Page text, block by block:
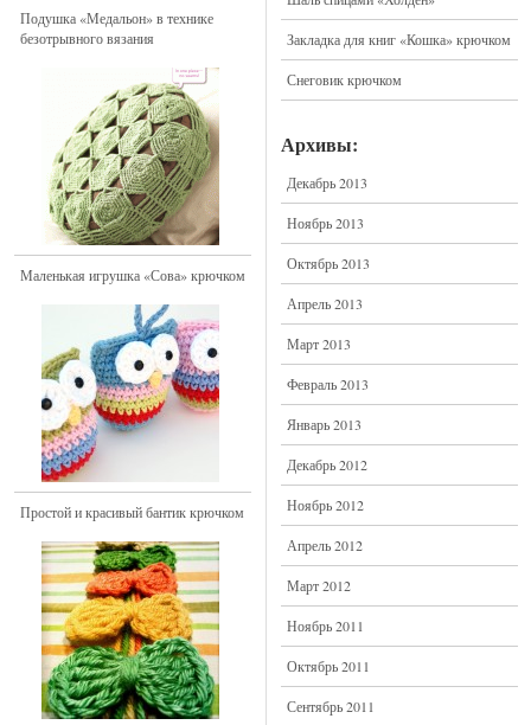
Подушка «Медальон» в технике
безотрывного вязания
Маленькая игрушка «Сова» крючком
Простой и красивый бантик крючком
Закладка для книг «Кошка» крючком
Снеговик крючком
Архивы:
Декабрь 2013
Ноябрь 2013
Октябрь 2013
Апрель 2013
Март 2013
Февраль 2013
Январь 2013
Декабрь 2012
Ноябрь 2012
Апрель 2012
Март 2012
Ноябрь 2011
Октябрь 2011
Сентябрь 2011